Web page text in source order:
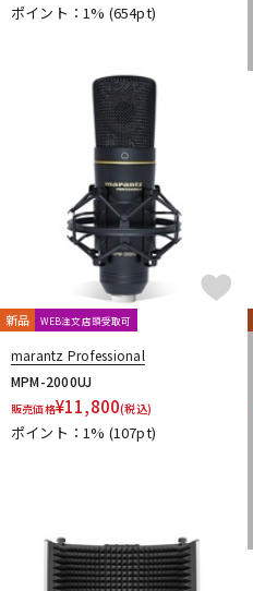
ポイント：1% (654pt)
新品 WEB注文店頭受取可
marantz Professional
MPM-2000UJ
販売価格¥11,800(税込)
ポイント：1% (107pt)